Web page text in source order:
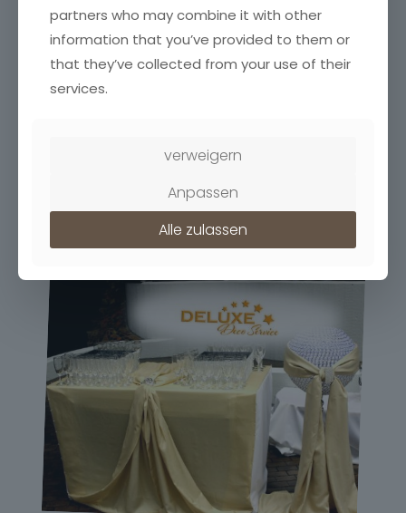
partners who may combine it with other
information that you’ve provided to them or
that they’ve collected from your use of their
services.
verweigern
Anpassen
Alle zulassen